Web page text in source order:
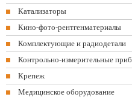
Катализаторы
Кино-фото-рентгенматериалы
Комплектующие и радиодетали
Контрольно-измерительные
Крепеж
Медицинское оборудование